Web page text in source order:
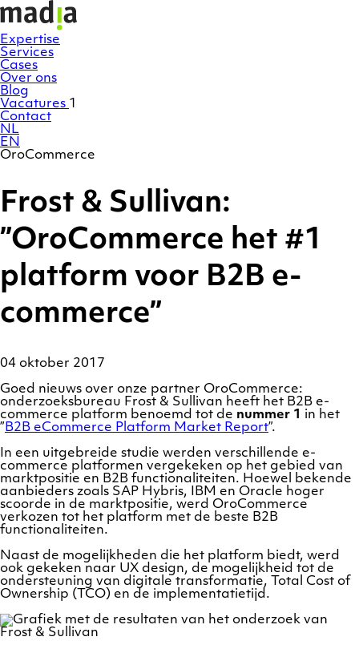
Ga
naar
de
inhoud
Homepage
Expertise
Services
Cases
Over ons
Blog
Vacatures 1
Contact
NL
EN
OroCommerce
Frost & Sullivan:
”OroCommerce het #1
platform voor B2B e-
commerce”
04 oktober 2017
Goed nieuws over onze partner OroCommerce:
onderzoeksbureau Frost & Sullivan heeft het B2B e-
commerce platform benoemd tot de nummer 1 in het
”B2B eCommerce Platform Market Report”.
In een uitgebreide studie werden verschillende e-
commerce platformen vergekeken op het gebied van
marktpositie en B2B functionaliteiten. Hoewel bekende
aanbieders zoals SAP Hybris, IBM en Oracle hoger
scoorde in de marktpositie, werd OroCommerce
verkozen tot het platform met de beste B2B
functionaliteiten.
Naast de mogelijkheden die het platform biedt, werd
ook gekeken naar UX design, de mogelijkheid tot de
ondersteuning van digitale transformatie, Total Cost of
Ownership (TCO) en de implementatietijd.